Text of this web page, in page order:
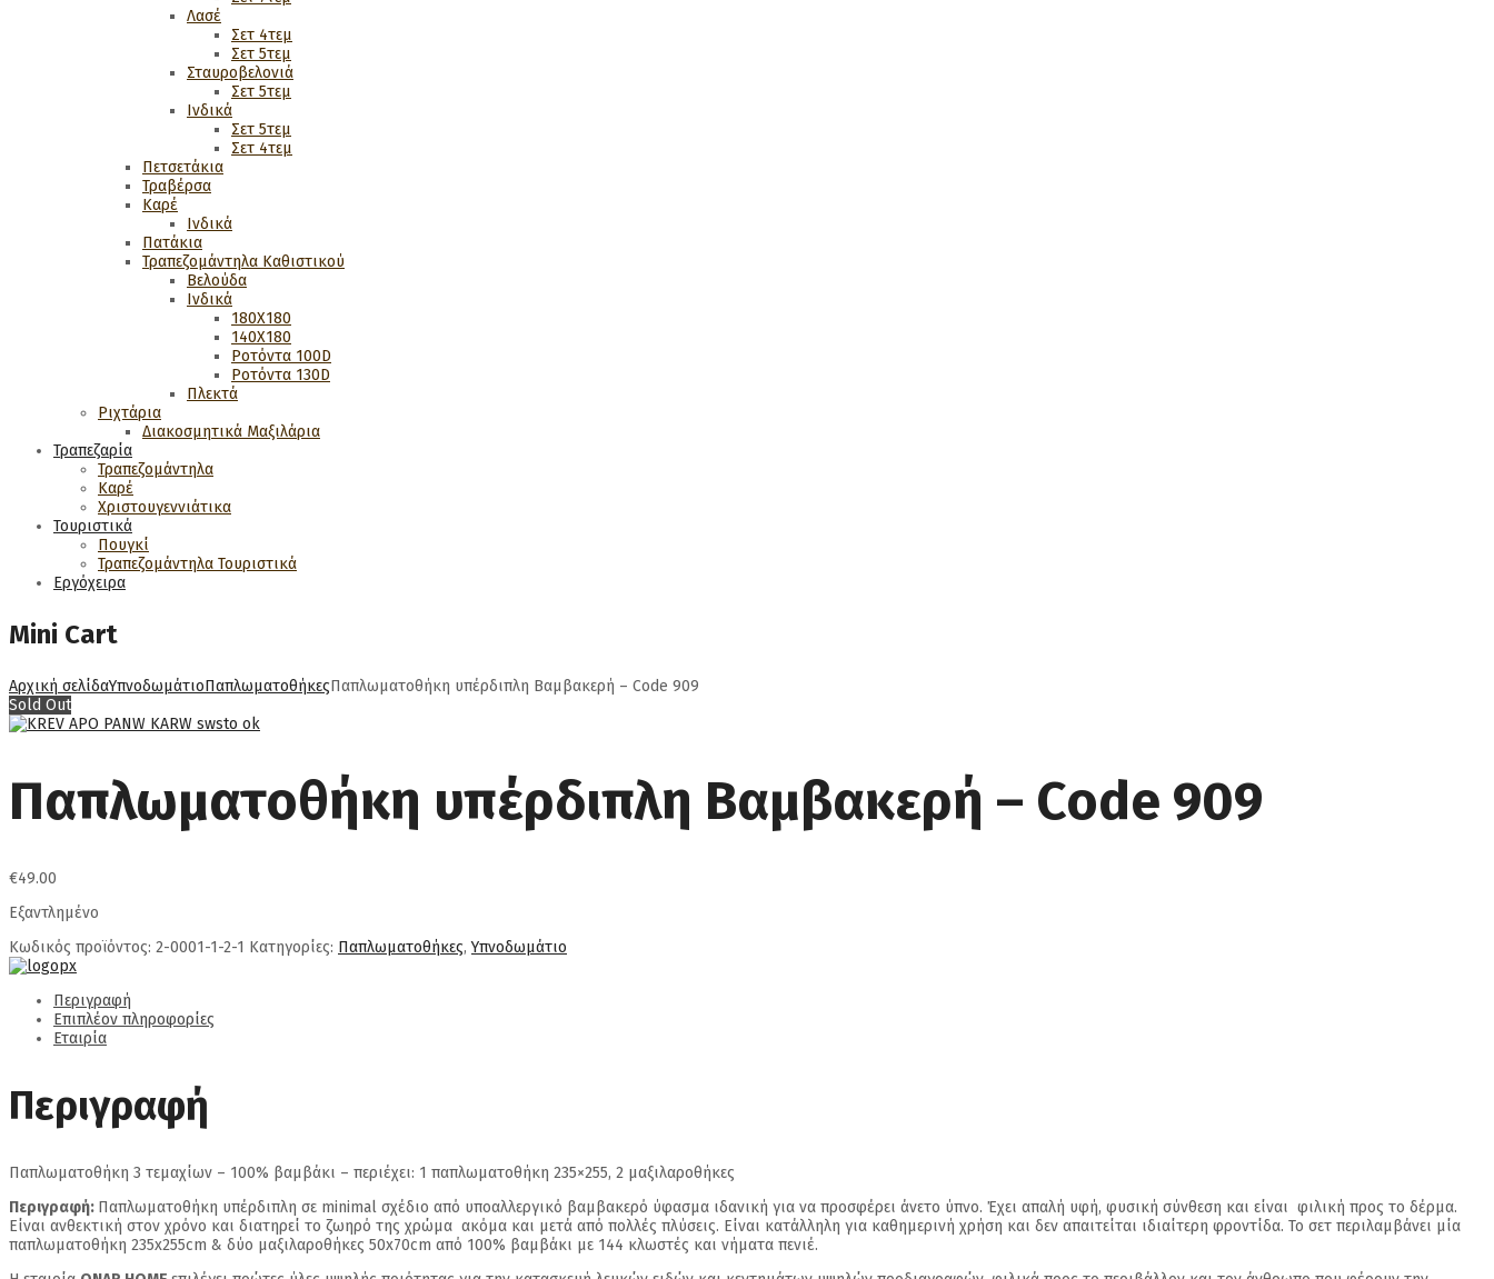
Λασέ
Σετ 4τεμ
Σετ 5τεμ
Σταυροβελονιά
Σετ 5τεμ
Ινδικά
Σετ 5τεμ
Σετ 4τεμ
Πετσετάκια
Τραβέρσα
Καρέ
Ινδικά
Πατάκια
Τραπεζομάντηλα Καθιστικού
Βελούδα
Ινδικά
180Χ180
140Χ180
Ροτόντα 100D
Ροτόντα 130D
Πλεκτά
Ριχτάρια
Διακοσμητικά Μαξιλάρια
Τραπεζαρία
Τραπεζομάντηλα
Καρέ
Χριστουγεννιάτικα
Τουριστικά
Πουγκί
Τραπεζομάντηλα Τουριστικά
Εργόχειρα
Mini Cart
Αρχική σελίδαΥπνοδωμάτιοΠαπλωματοθήκεςΠαπλωματοθήκη υπέρδιπλη Βαμβακερή – Code 909
Sold Out
Παπλωματοθήκη υπέρδιπλη Βαμβακερή – Code 909
€49.00
Εξαντλημένο
Κωδικός προϊόντος: 2-0001-1-2-1 Κατηγορίες: Παπλωματοθήκες,Υπνοδωμάτιο
Περιγραφή
Επιπλέον πληροφορίες
Εταιρία
Περιγραφή
Παπλωματοθήκη 3 τεμαχίων – 100% βαμβάκι – περιέχει: 1 παπλωματοθήκη 235×255, 2 μαξιλαροθήκες
Περιγραφή: Παπλωματοθήκη υπέρδιπλη σε minimal σχέδιο από υποαλλεργικό βαμβακερό ύφασμα ιδανική για να προσφέρει άνετο ύπνο. Έχει απαλή υφή, φυσική σύνθεση και είναι φιλική προς το δέρμα.
Είναι ανθεκτική στον χρόνο και διατηρεί το ζωηρό της χρώμα ακόμα και μετά από πολλές πλύσεις. Είναι κατάλληλη για καθημερινή χρήση και δεν απαιτείται ιδιαίτερη φροντίδα. Το σετ περιλαμβάνει μία
παπλωματοθήκη 235x255cm & δύο μαξιλαροθήκες 50x70cm από 100% βαμβάκι με 144 κλωστές και νήματα πενιέ.